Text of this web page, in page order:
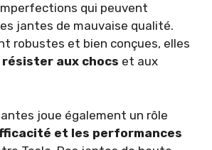
qui peuvent
jantes de mauvaise qualité.
robustes et bien conçues, elles
résister aux chocs et aux
joue également un rôle
et les performances